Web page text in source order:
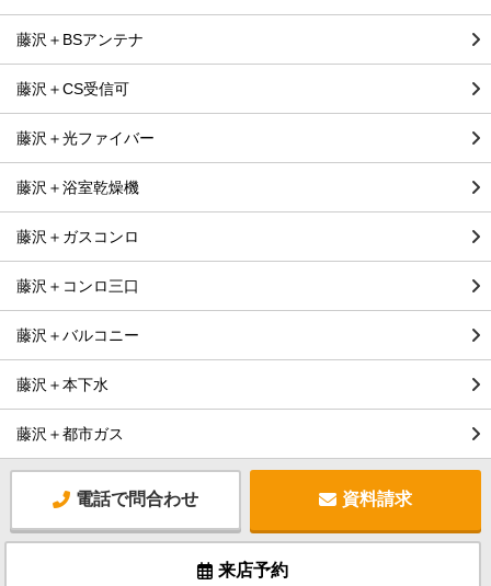
藤沢＋BSアンテナ
藤沢＋CS受信可
藤沢＋光ファイバー
藤沢＋浴室乾燥機
藤沢＋ガスコンロ
藤沢＋コンロ三口
藤沢＋バルコニー
藤沢＋本下水
藤沢＋都市ガス
電話で問合わせ 資料請求
来店予約